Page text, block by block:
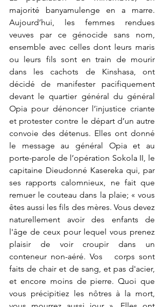
majorité banyamulenge en a marre.
Aujourd’hui, les femmes rendues
veuves par ce génocide sans nom,
ensemble avec celles dont leurs maris
ou leurs fils sont en train de mourir
dans les cachots de Kinshasa, ont
décidé de manifester pacifiquement
devant le quartier général du général
Opia pour dénoncer l’injustice criante
et protester contre le départ d’un autre
convoie des détenus. Elles ont donné
le message au général Opia et au
porte-parole de l’opération Sokola II, le
capitaine Dieudonné Kasereka qui, par
ses rapports calomnieux, ne fait que
remuer le couteau dans la plaie; « vous
êtes aussi les fils des mères. Vous devez
naturellement avoir des enfants de
l'âge de ceux pour lequel vous prenez
plaisir de voir croupir dans un
conteneur non-aéré. Vos   corps sont
faits de chair et de sang, et pas d'acier,
et encore moins de pierre. Quoi que
vous précipitiez les nôtres à la mort,